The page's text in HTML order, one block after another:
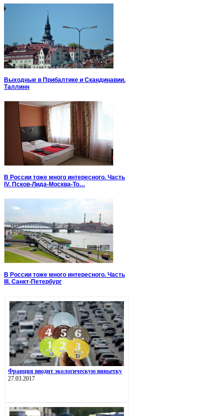
Выходные в Прибалтике и Скандинавии.
Таллинн
В России тоже много интересного. Часть
IV. Псков-Лида-Москва-То…
В России тоже много интересного. Часть
III. Санкт-Петербург
Франция вводит экологическую виньетку
27.03.2017